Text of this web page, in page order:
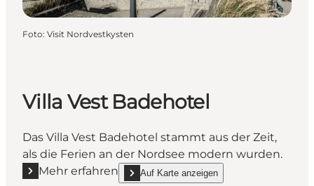
Foto: Visit Nordvestkysten
Villa Vest Badehotel
Das Villa Vest Badehotel stammt aus der Zeit,
als die Ferien an der Nordsee modern wurden.
Mehr erfahren
Mehr erfahren "Villa Vest Badehotel"
Auf Karte anzeigen
show Villa Vest Badehotel on_map